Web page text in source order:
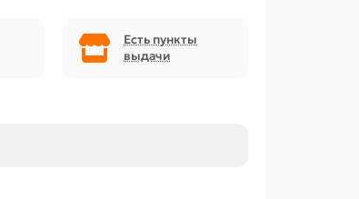
Есть пункты
выдачи